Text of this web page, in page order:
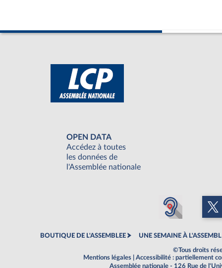
OPEN DATA
Accédez à toutes
les données de
l'Assemblée nationale
BOUTIQUE DE L'ASSEMBLEE UNE SEMAINE À
©Tous droits
Mentions légales
Accessibilité : partiellement
Assemblée nationale - 126 Rue de